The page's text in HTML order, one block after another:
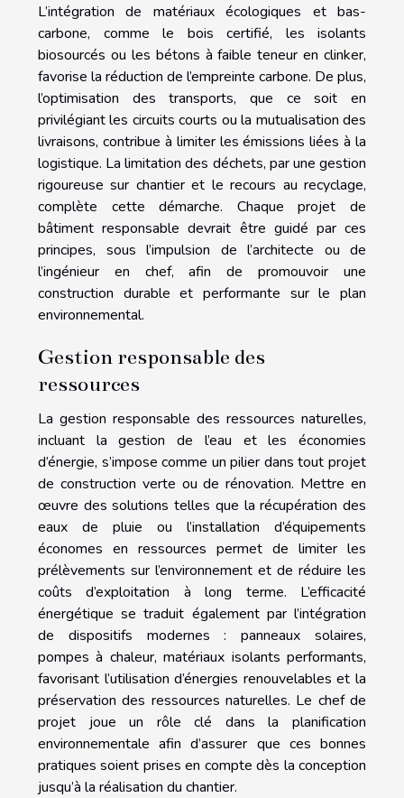
L’intégration de matériaux écologiques et bas-
carbone, comme le bois certifié, les isolants
biosourcés ou les bétons à faible teneur en clinker,
favorise la réduction de l’empreinte carbone. De plus,
l’optimisation des transports, que ce soit en
privilégiant les circuits courts ou la mutualisation des
livraisons, contribue à limiter les émissions liées à la
logistique. La limitation des déchets, par une gestion
rigoureuse sur chantier et le recours au recyclage,
complète cette démarche. Chaque projet de
bâtiment responsable devrait être guidé par ces
principes, sous l’impulsion de l’architecte ou de
l’ingénieur en chef, afin de promouvoir une
construction durable et performante sur le plan
environnemental.
Gestion responsable des
ressources
La gestion responsable des ressources naturelles,
incluant la gestion de l’eau et les économies
d’énergie, s’impose comme un pilier dans tout projet
de construction verte ou de rénovation. Mettre en
œuvre des solutions telles que la récupération des
eaux de pluie ou l’installation d’équipements
économes en ressources permet de limiter les
prélèvements sur l’environnement et de réduire les
coûts d’exploitation à long terme. L’efficacité
énergétique se traduit également par l’intégration
de dispositifs modernes : panneaux solaires,
pompes à chaleur, matériaux isolants performants,
favorisant l’utilisation d’énergies renouvelables et la
préservation des ressources naturelles. Le chef de
projet joue un rôle clé dans la planification
environnementale afin d’assurer que ces bonnes
pratiques soient prises en compte dès la conception
jusqu’à la réalisation du chantier.